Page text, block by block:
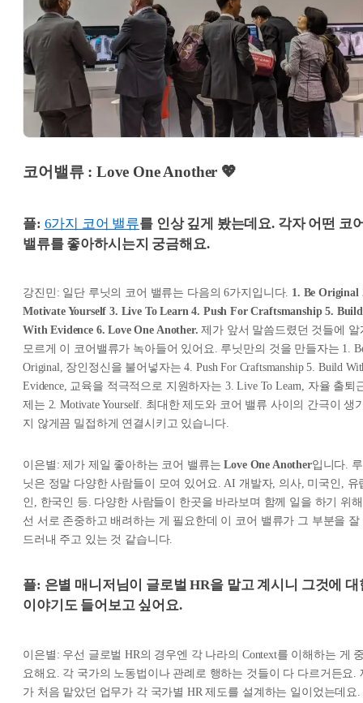
코어밸류 : Love One Another 💖
플: 6가지 코어 밸류를 인상 깊게 봤는데요. 각자 어떤 코
밸류를 좋아하시는지 궁금해요.
강진민: 일단 루닛의 코어 밸류는 다음의 6가지입니다. 1. Be Original
Motivate Yourself 3. Live To Learn 4. Push For Craftsmanship 5. Build
With Evidence 6. Love One Another. 제가 앞서 말씀드렸던 것들에 알
모르게 이 코어밸류가 녹아들어 있어요. 루닛만의 것을 만들자는 1.
Original, 장인정신을 불어넣자는4. Push For Craftsmanship 5. Build
Evidence, 교육을 적극적으로 지원하자는 3. Live To Learn, 자율 출퇴
제는 2. Motivate Yourself. 최대한 제도와 코어 밸류 사이의 간극이 생
지 않게끔 밀접하게 연결시키고 있습니다.
이은별: 제가 제일 좋아하는 코어 밸류는Love One Another입니다. 루
닛은 정말 다양한 사람들이 모여 있어요. AI 개발자, 의사, 미국인, 유
인, 한국인 등. 다양한 사람들이 한곳을 바라보며 함께 일을 하기 위해
선 서로 존중하고 배려하는 게 필요한데 이 코어 밸류가 그 부분을 잘
드러내 주고 있는 것 같습니다.
플: 은별 매니저님이 글로벌 HR을 맡고 계시니 그것에 대
이야기도 들어보고 싶어요.
이은별: 우선 글로벌 HR의 경우엔 각 나라의 Context를 이해하는 게
요해요. 각 국가의 노동법이나 관례로 행하는 것들이 다 다르거든요.
가 처음 맡았던 업무가 각 국가별 HR 제도를 설계하는 일이었는데요.